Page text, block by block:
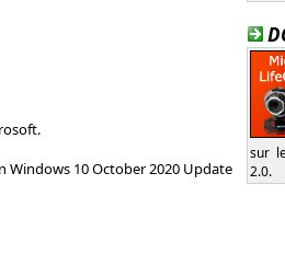
Windows 10 October 2020 Update
sur
2.0.